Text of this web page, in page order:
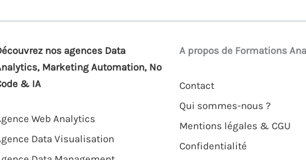
nos agences Data
Marketing Automation, No
& IA
Web Analytics
Data Visualisation
A propos de Formations
Contact
Qui sommes-nous ?
Mentions légales & CGU
Confidentialité